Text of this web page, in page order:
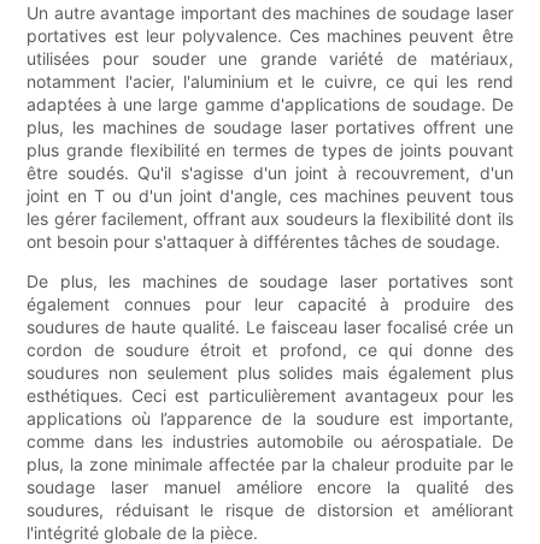
Un autre avantage important des machines de soudage laser
portatives est leur polyvalence. Ces machines peuvent être
utilisées pour souder une grande variété de matériaux,
notamment l'acier, l'aluminium et le cuivre, ce qui les rend
adaptées à une large gamme d'applications de soudage. De
plus, les machines de soudage laser portatives offrent une
plus grande flexibilité en termes de types de joints pouvant
être soudés. Qu'il s'agisse d'un joint à recouvrement, d'un
joint en T ou d'un joint d'angle, ces machines peuvent tous
les gérer facilement, offrant aux soudeurs la flexibilité dont ils
ont besoin pour s'attaquer à différentes tâches de soudage.
De plus, les machines de soudage laser portatives sont
également connues pour leur capacité à produire des
soudures de haute qualité. Le faisceau laser focalisé crée un
cordon de soudure étroit et profond, ce qui donne des
soudures non seulement plus solides mais également plus
esthétiques. Ceci est particulièrement avantageux pour les
applications où l’apparence de la soudure est importante,
comme dans les industries automobile ou aérospatiale. De
plus, la zone minimale affectée par la chaleur produite par le
soudage laser manuel améliore encore la qualité des
soudures, réduisant le risque de distorsion et améliorant
l'intégrité globale de la pièce.